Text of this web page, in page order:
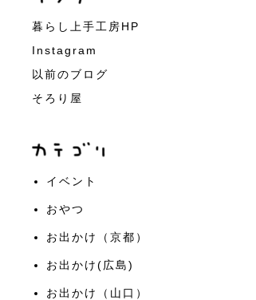
暮らし上手工房HP
Instagram
以前のブログ
そろり屋
イベント
おやつ
お出かけ（京都）
お出かけ(広島)
お出かけ（山口）